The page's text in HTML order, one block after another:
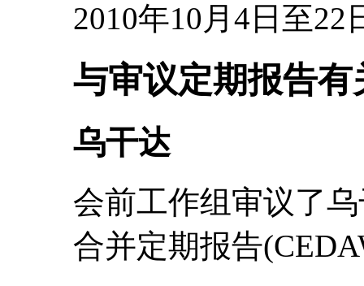
2010年10月4日至22
与审议定期报告
乌干达
会前工作组审议了
合并定期报告